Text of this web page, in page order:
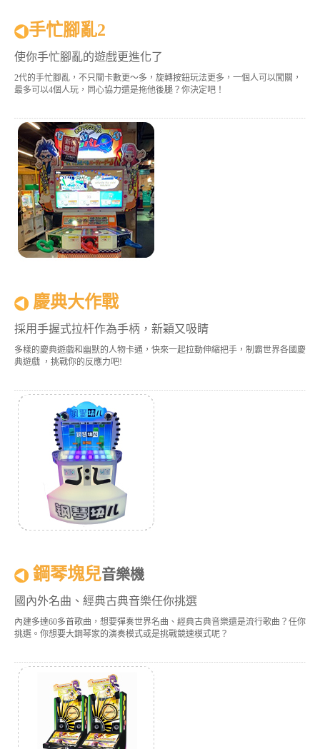
手忙腳亂2
使你手忙腳亂的遊戲更進化了
2代的手忙腳亂，不只關卡數更～多，旋轉按鈕玩法更多，一個人可以闖關，
最多可以4個人玩，同心協力還是拖他後腿？你決定吧！
慶典大作戰
採用手握式拉杆作為手柄，新穎又吸睛
多樣的慶典遊戲和幽默的人物卡通，快來一起拉動伸縮把手，制霸世界各國慶
典遊戲 ，挑戰你的反應力吧!
鋼琴塊兒音樂機
國內外名曲、經典古典音樂任你挑選
內建多達60多首歌曲，想要彈奏世界名曲、經典古典音樂還是流行歌曲？任你
挑選。你想要大鋼琴家的演奏模式或是挑戰競速模式呢？